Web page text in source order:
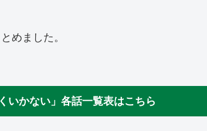
めました。
いかない」各話一覧表はこちら